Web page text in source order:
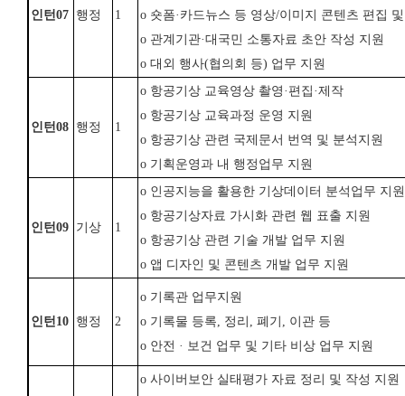
인턴07 행정 1
o 숏폼·카드뉴스 등 영상/이미지 콘텐츠 편집
o 관계기관·대국민 소통자료 초안 작성 지원
o 대외 행사(협의회 등) 업무 지원
인턴08 행정 1
o 항공기상 교육영상 촬영 · 편집 ·제작
o 항공기상 교육과정 운영 지원
o 항공기상 관련 국제문서 번역 및 분석지원
o 기획운영과 내 행정업무 지원
인턴09 기상 1
o 인공지능을 활용한 기상데이터 분석업무 지원
o 항공기상자료 가시화 관련 웹 표출 지원
o 항공기상 관련 기술 개발 업무 지원
o 앱 디자인 및 콘텐츠 개발 업무 지원
인턴10 행정 2
o 기록관 업무지원
o 기록물 등록, 정리 , 폐기 , 이관 등
o 안전 · 보건 업무 및 기타 비상 업무 지원
o 사이버보안 실태평가 자료 정리 및 작성 지원